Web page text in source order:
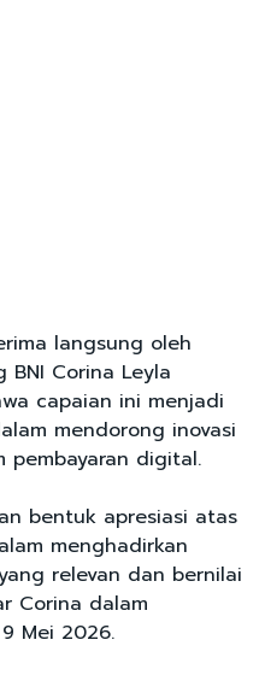
langsung oleh
BNI Corina Leyla
capaian ini menjadi
mendorong inovasi
pembayaran digital.
bentuk apresiasi atas
menghadirkan
relevan dan bernilai
Corina dalam
Mei 2026.